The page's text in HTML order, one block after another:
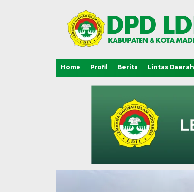
Home Profil Berita Lintas Daerah